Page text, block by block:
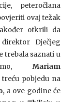
peteročlana
ovaj težak
otkrili da
Dječjeg
trebala saznati u
Mariam
pobjedu na
, a ove godine će